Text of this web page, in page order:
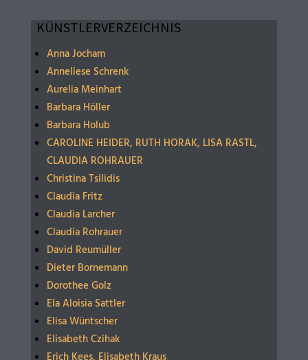
KÜNSTLERVERZEICHNIS
Anna Jocham
Anneliese Schrenk
Aurelia Meinhart
Barbara Höller
Barbara Holub
CAROLINE HEIDER, RUTH HORAK, LISA RASTL,
CLAUDIA ROHRAUER
Christina Tsilidis
Claudia Fritz
Claudia Larcher
Claudia Rohrauer
David Reumüller
Dieter Bornemann
Dorothee Golz
Ela Aloisia Sattler
Elisa Wüntscher
Elisabeth Czihak